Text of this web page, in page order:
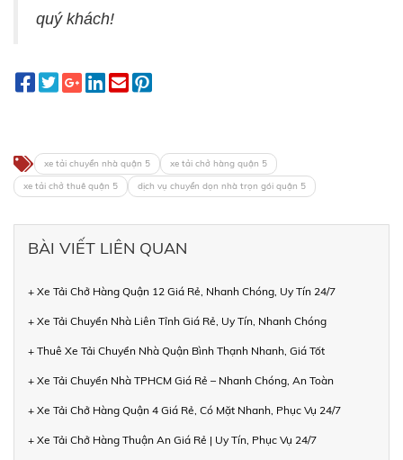
quý khách!
xe tải chuyển nhà quận 5
xe tải chở hàng quận 5
xe tải chở thuê quận 5
dịch vụ chuyển dọn nhà trọn gói quận 5
BÀI VIẾT LIÊN QUAN
+ Xe Tải Chở Hàng Quận 12 Giá Rẻ, Nhanh Chóng, Uy Tín 24/7
+ Xe Tải Chuyển Nhà Liên Tỉnh Giá Rẻ, Uy Tín, Nhanh Chóng
+ Thuê Xe Tải Chuyển Nhà Quận Bình Thạnh Nhanh, Giá Tốt
+ Xe Tải Chuyển Nhà TPHCM Giá Rẻ – Nhanh Chóng, An Toàn
+ Xe Tải Chở Hàng Quận 4 Giá Rẻ, Có Mặt Nhanh, Phục Vụ 24/7
+ Xe Tải Chở Hàng Thuận An Giá Rẻ | Uy Tín, Phục Vụ 24/7